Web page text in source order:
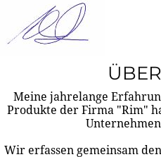
Meine jahrelange
Produkte der Firma "Rim"
Wir erfassen gemeinsam